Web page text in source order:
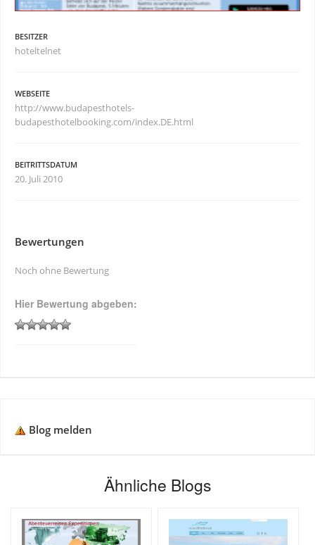
BESITZER
hoteltelnet
WEBSEITE
http://www.budapesthotels-
budapesthotelbooking.com/index.DE.html
BEITRITTSDATUM
20. Juli 2010
Bewertungen
Noch ohne Bewertung
Hier Bewertung abgeben:
Blog melden
Ähnliche Blogs